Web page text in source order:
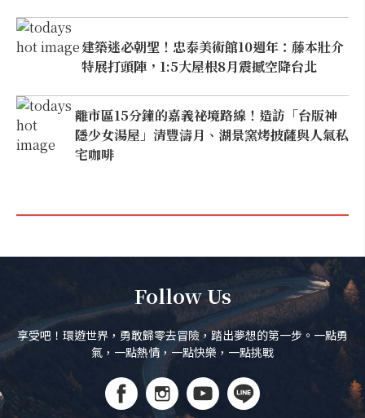
建築迷必朝聖！忠泰美術館10週年：藤本壯介
特展打頭陣，1:5大屋根8月震撼空降台北
離市區15分鐘的嘉義祕境路線！造訪「台版神
隱少女湯屋」清豐濤月、湖景窯烤披薩與人氣私
宅咖啡
Follow Us
享受吧！環遊世界，勇敢歸零去冒險，踏出夢想的第一步。一點勇
氣，一點熱情，一點快樂，一點挑戰